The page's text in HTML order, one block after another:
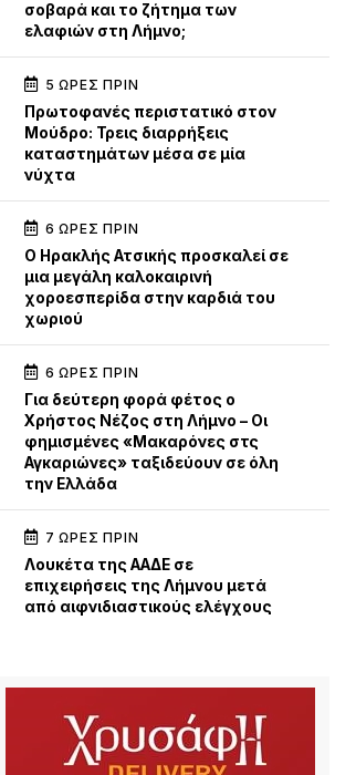
σοβαρά και το ζήτημα των
ελαφιών στη Λήμνο;
5 ΏΡΕΣ ΠΡΙΝ
Πρωτοφανές περιστατικό στον
Μούδρο: Τρεις διαρρήξεις
καταστημάτων μέσα σε μία
νύχτα
6 ΏΡΕΣ ΠΡΙΝ
Ο Ηρακλής Ατσικής προσκαλεί σε
μια μεγάλη καλοκαιρινή
χοροεσπερίδα στην καρδιά του
χωριού
6 ΏΡΕΣ ΠΡΙΝ
Για δεύτερη φορά φέτος ο
Χρήστος Νέζος στη Λήμνο – Οι
φημισμένες «Μακαρόνες στς
Αγκαριώνες» ταξιδεύουν σε όλη
την Ελλάδα
7 ΏΡΕΣ ΠΡΙΝ
Λουκέτα της ΑΑΔΕ σε
επιχειρήσεις της Λήμνου μετά
από αιφνιδιαστικούς ελέγχους